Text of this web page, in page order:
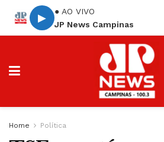
▶
● AO VIVO
JP News Campinas
Home Política